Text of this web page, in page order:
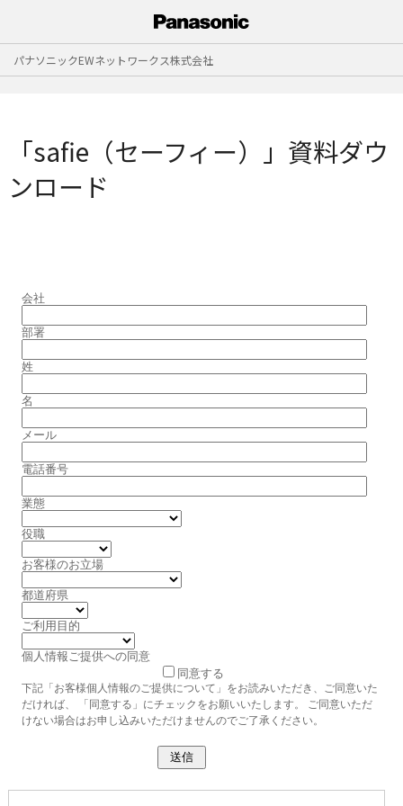
パナソニックEWネットワークス株式会社
「safie（セーフィー）」資料ダウ
ンロード
会社
部署
姓
名
メール
電話番号
業態
役職
お客様のお立場
都道府県
ご利用目的
個人情報ご提供への同意
同意する
下記「お客様個人情報のご提供について」をお読みいただき、ご同意いた
だければ、 「同意する」にチェックをお願いいたします。 ご同意いただ
けない場合はお申し込みいただけませんのでご了承ください。